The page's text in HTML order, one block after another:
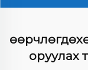
оруулах